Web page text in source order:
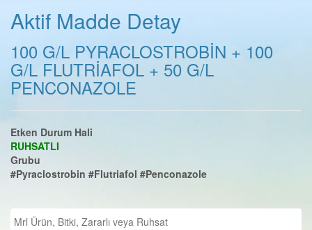
Aktif Madde Detay
100 G/L PYRACLOSTROBİN + 100
G/L FLUTRİAFOL + 50 G/L
PENCONAZOLE
Etken Durum Hali
RUHSATLI
Grubu
#Pyraclostrobin #Flutriafol #Penconazole